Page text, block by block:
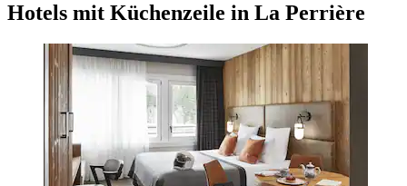
Hotels mit Küchenzeile in La Perrière